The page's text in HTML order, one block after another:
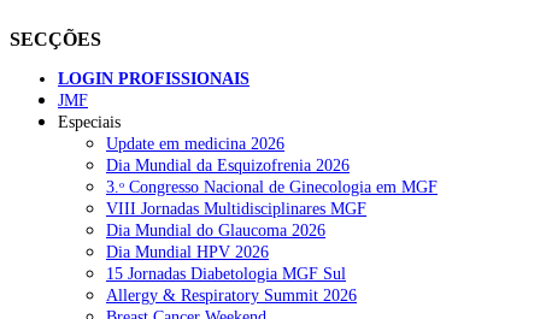
SECÇÕES
LOGIN PROFISSIONAIS
JMF
Especiais
Update em medicina 2026
Dia Mundial da Esquizofrenia 2026
3.ᵒ Congresso Nacional de Ginecologia em MGF
VIII Jornadas Multidisciplinares MGF
Dia Mundial do Glaucoma 2026
Dia Mundial HPV 2026
15 Jornadas Diabetologia MGF Sul
Allergy & Respiratory Summit 2026